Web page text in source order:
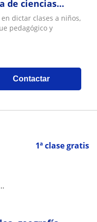
de ciencias
dictar clases a niños,
pedagógico y
Contactar
1ª clase gratis